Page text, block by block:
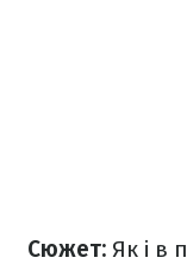
Сюжет: Як і в